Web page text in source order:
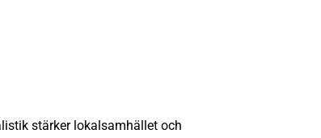
stärker lokalsamhället och